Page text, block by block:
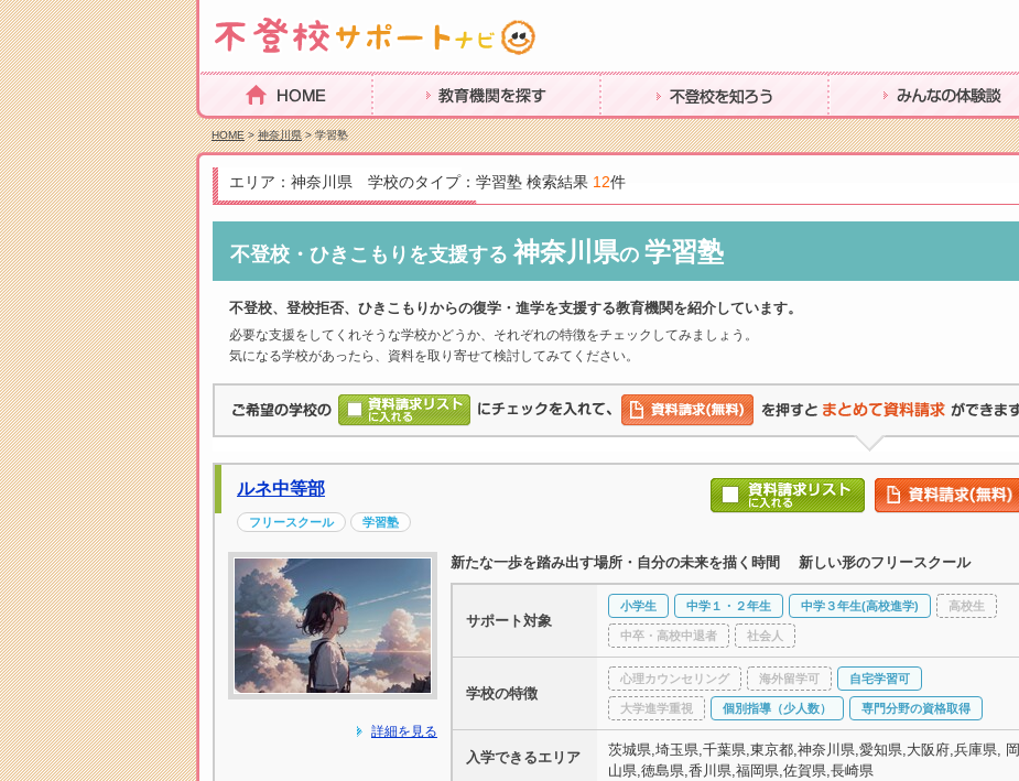
HOME 教育機関を探す 不登校を知ろう みんなの体験談
HOME>神奈川県> 学習塾
エリア：神奈川県 学校のタイプ：学習塾 検索結果 12件
不登校・ひきこもりを支援する 神奈川県の 学習塾
不登校、登校拒否、ひきこもりからの復学・進学を支援する教育機関を紹介しています。
必要な支援をしてくれそうな学校かどうか、それぞれの特徴をチェックしてみましょう。
気になる学校があったら、資料を取り寄せて検討してみてください。
ルネ中等部
フリースクール 学習塾
詳細を見る
新たな一歩を踏み出す場所・自分の未来を描く時間 新しい形のフリースクール
サポート対象
小学生 中学１・２年生 中学３年生(高校進学) 高校生
中卒・高校中退者 社会人
学校の特徴
心理カウンセリング 海外留学可 自宅学習可
大学進学重視 個別指導（少人数） 専門分野の資格取得
入学できるエリア
茨城県,埼玉県,千葉県,東京都,神奈川県,愛知県,大阪府,兵庫県, 岡
山県,徳島県,香川県,福岡県,佐賀県,長崎県